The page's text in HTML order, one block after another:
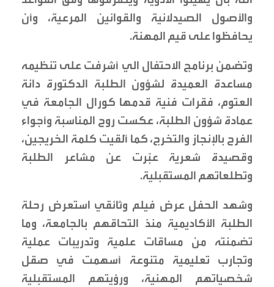
والأصول الصيدلانية والقوانين المرعية، وأن
يحافظوا على قيم المهنة.
وتضمن برنامج الاحتفال الي أشرفت على تنظيمه
مساعدة العميدة لشؤون الطلبة الدكتورة دانة
العتوم، فقرات فنية قدمها كورال الجامعة في
عمادة شؤون الطلبة، عكست روح المناسبة وأجواء
الفرح بالإنجاز والتخرج، كما أُلقيت كلمة الخريجين،
وقصيدة شعرية عبّرت عن مشاعر الطلبة
وتطلعاتهم المستقبلية.
وشهد الحفل عرض فيلم وثائقي استعرض رحلة
الطلبة الأكاديمية منذ التحاقهم بالجامعة، وما
تضمنته من مساقات علمية وتدريبات عملية
وتجارب تعليمية متنوعة أسهمت في صقل
شخصياتهم المهنية، ورؤيتهم المستقبلية